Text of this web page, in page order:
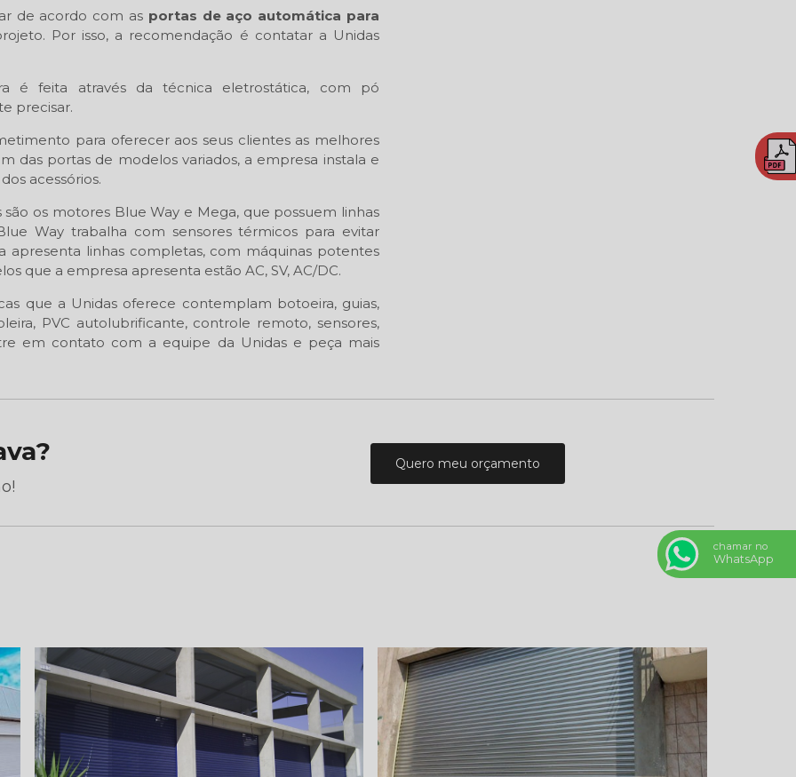
de acordo com as portas de aço automática para
Por isso, a recomendação é contatar a Unidas
é feita através da técnica eletrostática, com pó
precisar.
para oferecer aos seus clientes as melhores
das portas de modelos variados, a empresa instala e
acessórios.
os motores Blue Way e Mega, que possuem linhas
Way trabalha com sensores térmicos para evitar
linhas completas, com máquinas potentes
que a empresa apresenta estão AC, SV, AC/DC.
que a Unidas oferece contemplam botoeira, guias,
PVC autolubrificante, controle remoto, sensores,
em contato com a equipe da Unidas e peça mais
Quero meu orçamento
chamar no
WhatsApp